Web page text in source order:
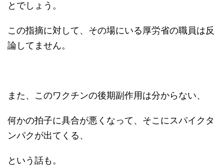
とでしょう。
この指摘に対して、その場にいる厚労省の職員は反
論してません。
また、このワクチンの後期副作用は分からない、
何かの拍子に具合が悪くなって、そこにスパイクタ
ンパクが出てくる、
という話も。